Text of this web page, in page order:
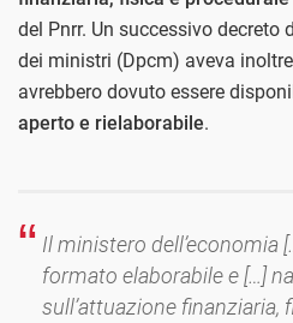
del Pnrr. Un successivo decreto
dei ministri (Dpcm) aveva
avrebbero dovuto essere
aperto e rielaborabile.
Il ministero dell’economia
formato elaborabile e […]
sull’attuazione finanziaria,